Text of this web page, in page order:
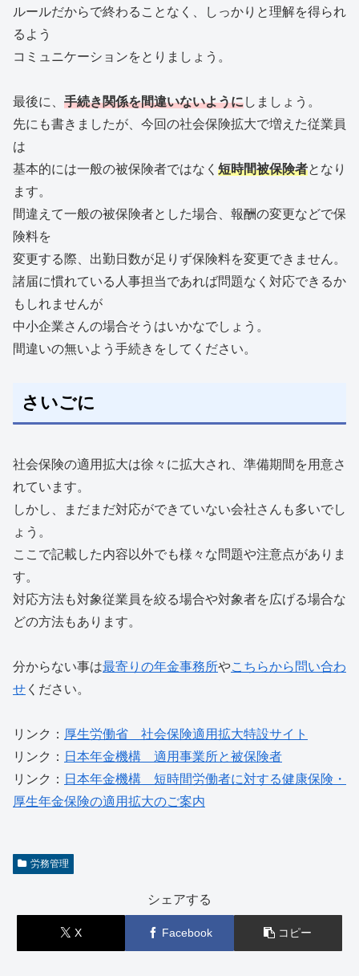
ルールだからで終わることなく、しっかりと理解を得られ
るよう
コミュニケーションをとりましょう。
最後に、 手続き関係を間違いないようにしましょう。
先にも書きましたが、今回の社会保険拡大で増えた従業員
は
基本的には一般の被保険者ではなく 短時間被保険者となり
ます。
間違えて一般の被保険者とした場合、報酬の変更などで保
険料を
変更する際、出勤日数が足りず保険料を変更できません。
諸届に慣れている人事担当であれば問題なく対応できるか
もしれませんが
中小企業さんの場合そうはいかなでしょう。
間違いの無いよう手続きをしてください。
さいごに
社会保険の適用拡大は徐々に拡大され、準備期間を用意さ
れています。
しかし、まだまだ対応ができていない会社さんも多いでし
ょう。
ここで記載した内容以外でも様々な問題や注意点がありま
す。
対応方法も対象従業員を絞る場合や対象者を広げる場合な
どの方法もあります。
分からない事は最寄りの年金事務所やこちらから問い合わ
せ ください。
リンク： 厚生労働省＿社会保険適用拡大特設サイト
リンク： 日本年金機構＿適用事業所と被保険者
リンク： 日本年金機構＿短時間労働者に対する健康保険・
厚生年金保険の適用拡大のご案内
労務管理
シェアする
X Facebook コピー